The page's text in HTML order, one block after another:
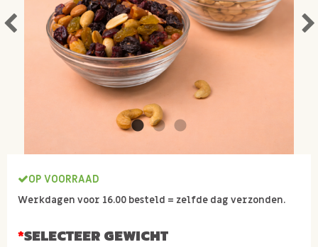
OP VOORRAAD
Werkdagen voor 16.00 besteld = zelfde dag verzonden.
SELECTEER GEWICHT